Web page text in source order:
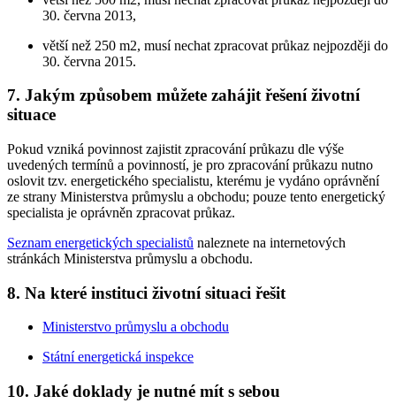
30. června 2013,
větší než 250 m2, musí nechat zpracovat průkaz nejpozději do
30. června 2015.
7. Jakým způsobem můžete zahájit řešení životní
situace
Pokud vzniká povinnost zajistit zpracování průkazu dle výše
uvedených termínů a povinností, je pro zpracování průkazu nutno
oslovit tzv. energetického specialistu, kterému je vydáno oprávnění
ze strany Ministerstva průmyslu a obchodu; pouze tento energetický
specialista je oprávněn zpracovat průkaz.
Seznam energetických specialistů naleznete na internetových
stránkách Ministerstva průmyslu a obchodu.
8. Na které instituci životní situaci řešit
Ministerstvo průmyslu a obchodu
Státní energetická inspekce
10. Jaké doklady je nutné mít s sebou